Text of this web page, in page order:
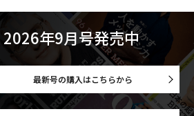
2026年9月号発売中
最新号の購入はこちらから